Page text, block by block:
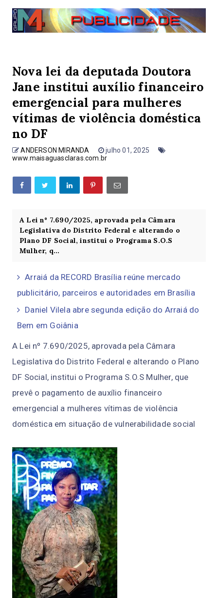
Nova lei da deputada Doutora
Jane institui auxílio financeiro
emergencial para mulheres
vítimas de violência doméstica
no DF
ANDERSON MIRANDA
julho 01, 2025
www.maisaguasclaras.com.br
A Lei nº 7.690/2025, aprovada pela Câmara
Legislativa do Distrito Federal e alterando o
Plano DF Social, institui o Programa S.O.S
Mulher, q...
Arraiá da RECORD Brasília reúne mercado
publicitário, parceiros e autoridades em Brasília
Daniel Vilela abre segunda edição do Arraiá do
Bem em Goiânia
A Lei nº 7.690/2025, aprovada pela Câmara
Legislativa do Distrito Federal e alterando o Plano
DF Social, institui o Programa S.O.S Mulher, que
prevê o pagamento de auxílio financeiro
emergencial a mulheres vítimas de violência
doméstica em situação de vulnerabilidade social